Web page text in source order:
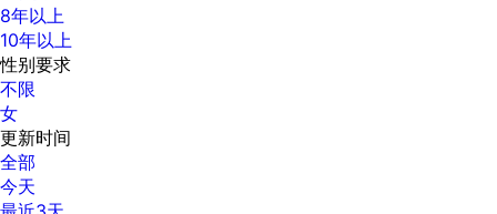
8年以上
10年以上
性别要求
不限
女
更新时间
全部
今天